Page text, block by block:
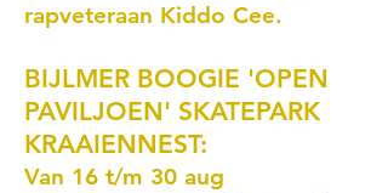
rapveteraan Kiddo Cee.
BIJLMER BOOGIE 'OPEN
PAVILJOEN' SKATEPARK
KRAAIENNEST:
Van 16 t/m 30 aug